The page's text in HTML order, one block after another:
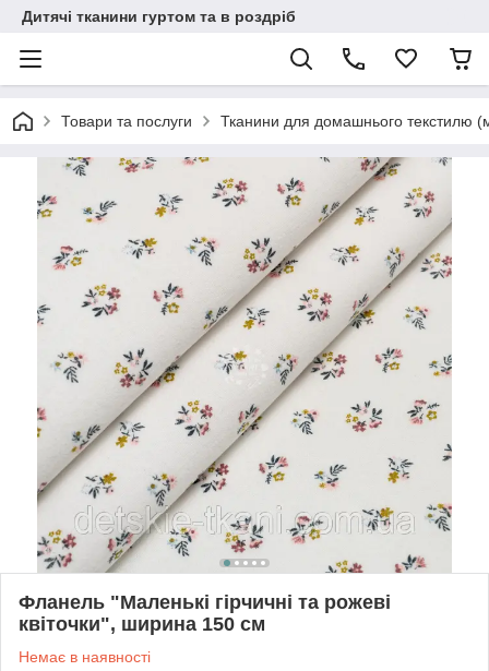
Дитячі тканини гуртом та в роздріб
Товари та послуги Тканини для домашнього текстилю
Фланель "Маленькі гірчичні та рожеві
квіточки", ширина 150 см
Немає в наявності